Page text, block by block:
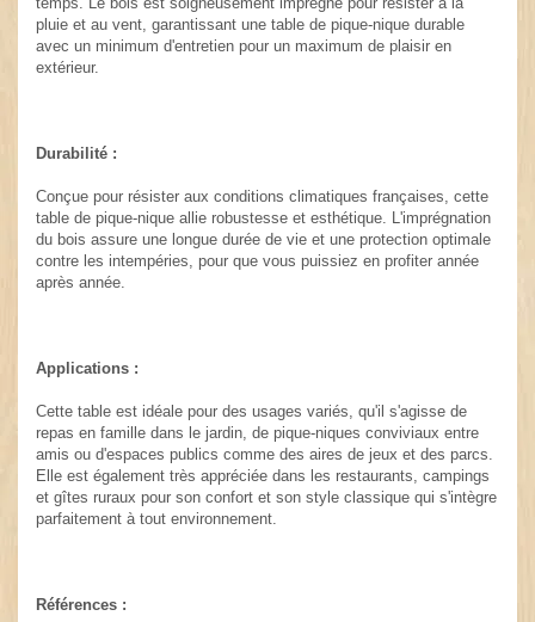
pluie et au vent, garantissant une table de pique-nique durable
avec un minimum d'entretien pour un maximum de plaisir en
extérieur.
Durabilité :
Conçue pour résister aux conditions climatiques françaises, cette
table de pique-nique allie robustesse et esthétique. L'imprégnation
du bois assure une longue durée de vie et une protection optimale
contre les intempéries, pour que vous puissiez en profiter année
après année.
Applications :
Cette table est idéale pour des usages variés, qu'il s'agisse de
repas en famille dans le jardin, de pique-niques conviviaux entre
amis ou d'espaces publics comme des aires de jeux et des parcs.
Elle est également très appréciée dans les restaurants, campings
et gîtes ruraux pour son confort et son style classique qui s'intègre
parfaitement à tout environnement.
Références :